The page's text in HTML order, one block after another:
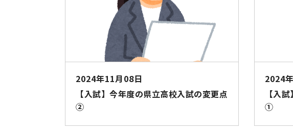
2024年11月08日
【入試】今年度の県立高校入試の変更点
②
2024
【入
①